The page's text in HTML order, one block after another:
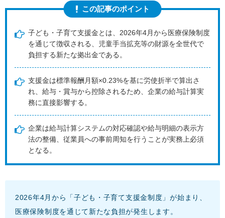
この記事のポイント
子ども・子育て支援金とは、2026年4月から医療保険制度
を通じて徴収される、児童手当拡充等の財源を全世代で
負担する新たな拠出金である。
支援金は標準報酬月額×0.23%を基に労使折半で算出さ
れ、給与・賞与から控除されるため、企業の給与計算実
務に直接影響する。
企業は給与計算システムの対応確認や給与明細の表示方
法の整備、従業員への事前周知を行うことが実務上必須
となる。
2026年4月から「子ども・子育て支援金制度」が始まり、
医療保険制度を通じて新たな負担が発生します。